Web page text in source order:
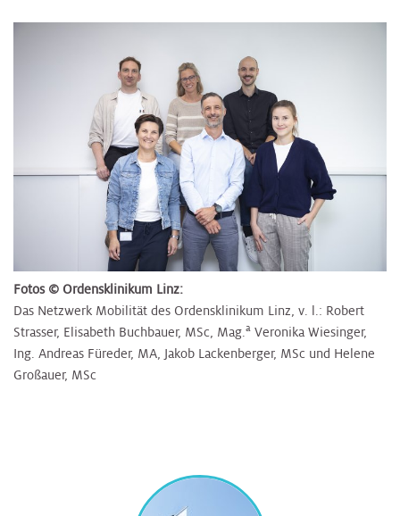
Fotos © Ordensklinikum Linz:
Das Netzwerk Mobilität des Ordensklinikum Linz, v. l.: Robert
Strasser, Elisabeth Buchbauer, MSc, Mag.a Veronika Wiesinger,
Ing. Andreas Füreder, MA, Jakob Lackenberger, MSc und Helene
Großauer, MSc